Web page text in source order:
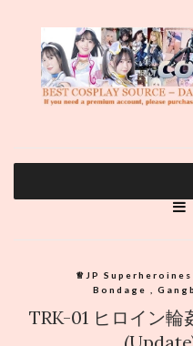
♕︎JP
Bondage ,
TRK-01 ヒロイン